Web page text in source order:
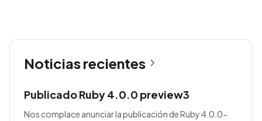
Noticias recientes
Publicado Ruby 4.0.0 preview3
Nos complace anunciar la publicación de Ruby 4.0.0-